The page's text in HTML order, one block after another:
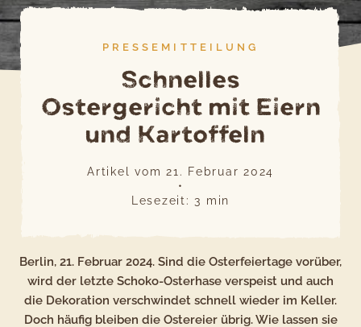
PRESSEMITTEILUNG
Schnelles
Ostergericht mit Eiern
und Kartoffeln
Artikel vom 21. Februar 2024
•
Lesezeit: 3 min
Berlin, 21. Februar 2024. Sind die Osterfeiertage vorüber,
wird der letzte Schoko-Osterhase verspeist und auch
die Dekoration verschwindet schnell wieder im Keller.
Doch häufig bleiben die Ostereier übrig. Wie lassen sie